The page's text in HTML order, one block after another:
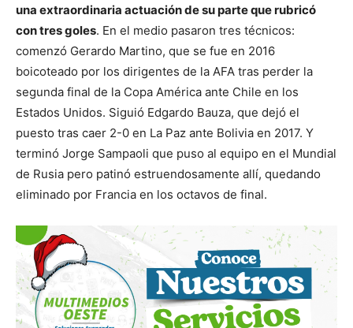
una extraordinaria actuación de su parte que rubricó
con tres goles. En el medio pasaron tres técnicos:
comenzó Gerardo Martino, que se fue en 2016
boicoteado por los dirigentes de la AFA tras perder la
segunda final de la Copa América ante Chile en los
Estados Unidos. Siguió Edgardo Bauza, que dejó el
puesto tras caer 2-0 en La Paz ante Bolivia en 2017. Y
terminó Jorge Sampaoli que puso al equipo en el Mundial
de Rusia pero patinó estruendosamente allí, quedando
eliminado por Francia en los octavos de final.